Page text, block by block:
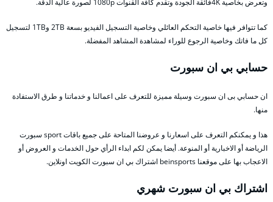
كما تتوافر فيها خاصية التحكم العائلي وخاصية التسجيل الفيديو بسعة 2TB و1TB لتسجيل
كل ما فاتك وخاصية الرجوع للوراء لمشاهدة المشاهد المفضلة.
حسابي بي ان سبورت
ان حسابي بى ان سبورت وسيلة مميزة للتعرف على اعمالنا و خدماتنا و طرق الاستفادة
منها.
هذا و يمكنكم التعرف على اسعارنا و عروضنا المتاحة على جميع باقات sport سبورت
الرياضة أو الاخبارية أو المنوعة. أيضا يمكن لكم ابداء الرأي حول الخدمات و العروض أو
الاعجاب بها على موقعنا beinsports اشتراك بي ان سبورت الكويت اونلاين.
اشتراك بي ان سبورت شهري